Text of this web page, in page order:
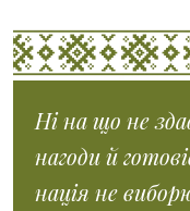
Ні на що не
нагоди й
нація не